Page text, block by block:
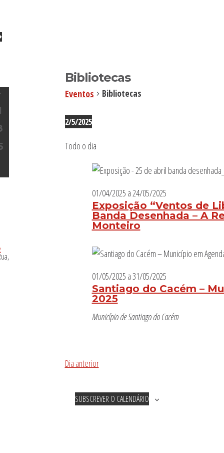
Bibliotecas
Eventos Bibliotecas
Eventos
for
02/05/2025
2/5/2025
a
Todo o dia
Exposição “Ventos de
Banda Desenhada – A
Monteiro
01/04/2025 a24/05/2025
Santiago do Cacém –
2025
01/05/2025 a31/05/2025
Município de Santiago do Cacém
Dia anterior
SUBSCREVER O CALENDÁRIO